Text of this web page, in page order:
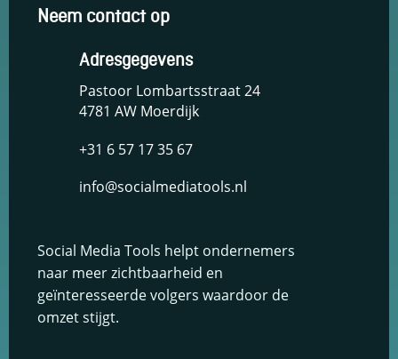
Adresgegevens
Pastoor Lombartsstraat 24
4781 AW Moerdijk
+31 6 57 17 35 67
info@socialmediatools.nl